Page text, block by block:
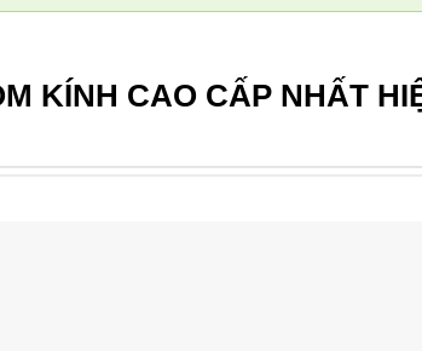
KÍNH CAO CẤP NHẤT